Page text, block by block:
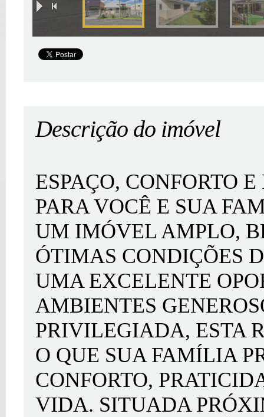
Descrição do imóvel
ESPAÇO, CONFORTO
PARA VOCÊ E SUA
UM IMÓVEL AMPLO,
ÓTIMAS CONDIÇÕES
UMA EXCELENTE
AMBIENTES
PRIVILEGIADA, ESTA
O QUE SUA FAMÍLIA
CONFORTO,
VIDA. SITUADA